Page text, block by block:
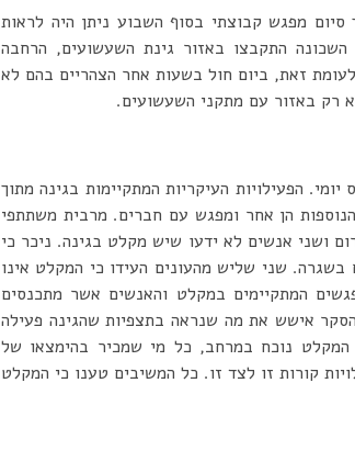
מפגש קבוצתי בסוף השבוע ניתן היה לראות
התקבצו באזור גינת השעשועים, הרחבה
זאת, ביום חול בשעות אחר הצהריים בהם לא
רק באזור עם מתקני השעשועים.
הפעילויות העיקריות המתקיימות בגינה מתוך
טיול עם הכלב, כשהפעולות הנוספות הן אחר ומפגש עם חברים. מרבית משתתפי
במקלט בזמן חירום ושני אנשים לא ידעו שיש מקלט בגינה. ניכר כי
שני שליש מהעונים העידו כי המקלט אינו
המתקיימים במקלט והאנשים אשר מתכנסים
אישש את מה שנראה בתצפיות שהגינה פעילה
נוכח במרחב, כל מי שמכיר בהימצאו של
קורות זו לצד זו. כל המשיבים טענו כי המקלט